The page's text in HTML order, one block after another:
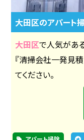
大田区のアパー
大田区で人気があ
『清掃会社一発見
てください。